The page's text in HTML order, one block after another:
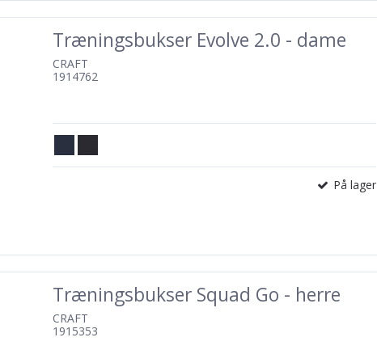
Træningsbukser Evolve 2.0 - dame
CRAFT
1914762
På lager
Træningsbukser Squad Go - herre
CRAFT
1915353